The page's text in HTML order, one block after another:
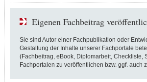
Eigenen Fachbeitrag
Sie sind Autor einer Fachpublikation oder
Gestaltung der Inhalte unserer Fachportale
(Fachbeitrag, eBook, Diplomarbeit, Checkliste,
Fachportalen zu veröffentlichen bzw. ggf. auch